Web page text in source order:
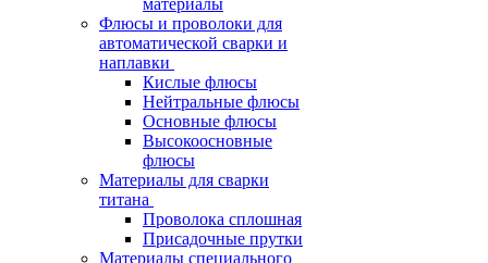
материалы
Флюсы и проволоки для
автоматической сварки и
наплавки
Кислые флюсы
Нейтральные флюсы
Основные флюсы
Высокоосновные
флюсы
Материалы для сварки
титана
Проволока сплошная
Присадочные прутки
Материалы специального